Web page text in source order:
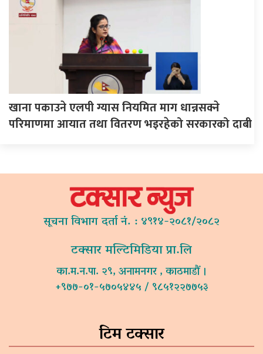
खाना पकाउने एलपी ग्यास नियमित माग धान्नसक्ने
परिमाणमा आयात तथा वितरण भइरहेको सरकारको दाबी
सूचना विभाग दर्ता नं. : ४९१४-२०८१/२०८२
टक्सार मल्टिमिडिया प्रा.लि
का.म.न.पा. २९, अनामनगर , काठमाडौं ।
+९७७-०१-५७०५४४५ / ९८५१२२७७५३
टिम टक्सार